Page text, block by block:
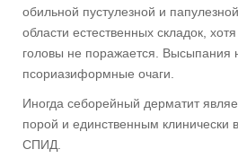
обильной пустулезной и
области естественных складок,
головы не поражается. Высыпания
псориазиформные очаги.
Иногда себорейный дерматит
порой и единственным
СПИД.